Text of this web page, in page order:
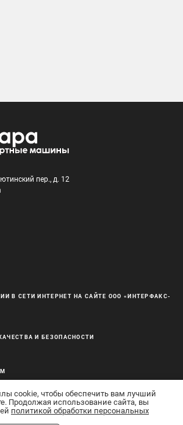
пер., д. 12
В СЕТИ ИНТЕРНЕТ НА САЙТЕ ООО «ИНТЕРФАКС-
И БЕЗОПАСНОСТИ
Машины» © 2011–26 Все права защищены
cookie, чтобы обеспечить вам лучший
Продолжая использование сайта, вы
политикой обработки персональных